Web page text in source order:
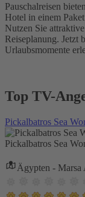
Pauschalreisen
Hotel in einem
Nutzen Sie
Reiseplanung. Jetzt
Urlaubsmomente
Top TV-
Pickalbatros Sea
Pickalbatros Sea
Ägypten - Marsa